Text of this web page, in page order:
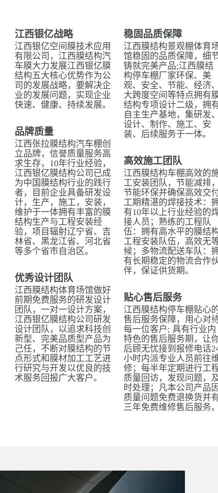
江西银亿战略
江西银亿空间膜技术应用
有限公司，江西膜结构汽
车膜大力发展江西银亿膜
结构五大核心优势作为公
司的发展战略，要解决企
业的发展问题，实现企业
快速、健康、持续发展。
品牌质量
江西张拉膜结构汽车棚创
立品牌，信誉质量服务高
求生存，10年行业经验，
江西银亿膜结构公司已成
为中国膜结构行业的践行
者，目前企业具备研发设
计，生产，施工，安装，
维护于一体拥有丰富的膜
结构生产与工程安装经
验，项目辐射辽宁省、吉
林省、黑龙江省、河北省
等多个省市自治区。
优秀设计团队
江西膜结构体育场馆做好
前期免费服务的研发设计
团队，一对一设计方案，
江西银亿膜结构公司研发
设计团队，以追求科技创
新型、完美品质型产品为
己任，不断对膜结构的节
点形式和膜材加工工艺进
行研究与开发以优良的技
术服务回报广大客户。
稳固品质保障
江西膜结构景观棚体育
馆稳固的品质保障，细
铸就完美产品;江西膜结
构停车棚厂家环保、美
观、安全、节能、经济
大跨度空间等特点拥有
结构专项设计二级，拥
自主生产基地，集研发
设计、制作、施工、安
装、后续服务于一体。
高效施工团队
江西膜结构车棚高效的
工安装团队，节能减排
节能环保并确保高效交
工期精湛的焊接技术：
有10年以上行业经验的
接人员；熟练的工程队
伍：拥有高水平的膜结
工程安装队伍，高效无
候；多物流配送车队：
有长期稳定的物流合作
伴，保证供货期。
贴心售后服务
江西膜结构停车棚贴心
售后服务保障，用心对
每一位客户; 具有行业内
特色的售后服务期，让
后顾无忧接到报修电话
小时内派专业人员前往
修；每半年定期进行工
质量回访，发现问题，
时处理；凡本公司产品
质量问题免费退换货并
三年免费维修售后服务